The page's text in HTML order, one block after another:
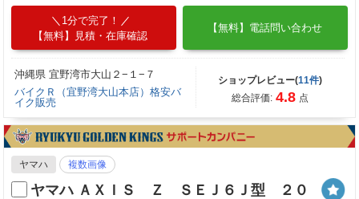
1分で完了！
【無料】見積・在庫確認
【無料】電話問い合わせ
沖縄県 宜野湾市大山２−１−７
バイクＲ（宜野湾大山本店）格安バ
イク販売
ショップレビュー(11件)
総合評価: 4.8 点
ヤマハ 複数画像
ヤマハ ＡＸＩＳ Ｚ ＳＥＪ６Ｊ型 ２０